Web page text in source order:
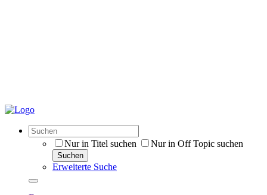
Nur in Titel suchen Nur in Off Topic suchen
Suchen
Erweiterte Suche